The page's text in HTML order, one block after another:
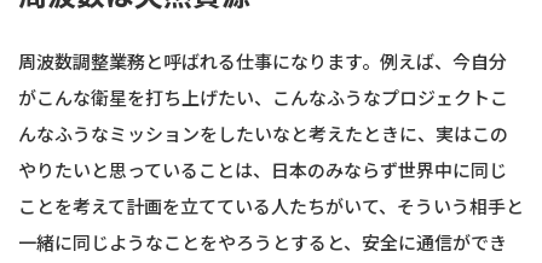
周波数調整業務と呼ばれる仕事になります。例えば、今自分
がこんな衛星を打ち上げたい、こんなふうなプロジェクトこ
んなふうなミッションをしたいなと考えたときに、実はこの
やりたいと思っていることは、日本のみならず世界中に同じ
ことを考えて計画を立てている人たちがいて、そういう相手と
一緒に同じようなことをやろうとすると、安全に通信ができ